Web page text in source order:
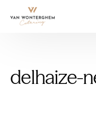
delhaize-